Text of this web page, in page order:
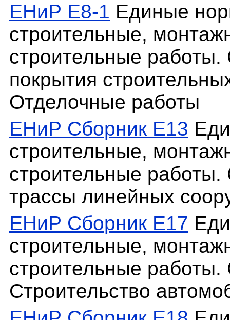
ЕНиР Е8-1 Единые
строительные,
строительные
покрытия
Отделочные работы
ЕНиР Сборник Е13
строительные,
строительные
трассы линейных
ЕНиР Сборник Е17
строительные,
строительные
Строительство